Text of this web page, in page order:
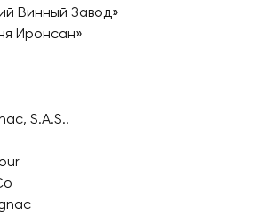
Винный Завод»
Иронсан»
S.A.S..